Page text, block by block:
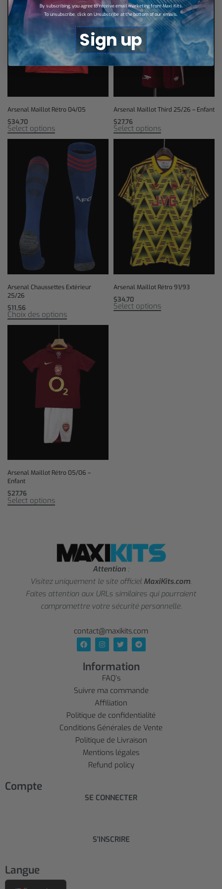
Arsenal Maillot Rétro 04/05
$34,70
Select options
Arsenal Maillot Third 25/26 – Enfant
$27,76
Select options
Arsenal Chaussettes Extérieur
25/26
$11,56
Choix des options
Arsenal Maillot Rétro 91/93
$34,70
Select options
Arsenal Maillot Rétro 05/06 –
Enfant
$27,76
Select options
Attention :
Visitez uniquement le site officiel MaxiKits.com.
Faites attention aux URLs similaires qui pourraient
compromettre votre sécurité personnelle.
contact@maxikits.com
Information
FAQ’s
Suivre ma commande
Affiliation
Politique de confidentialité
Conditions Générales de Vente
Politique de Livraison
Mentions légales
Refund policy
Compte
SE CONNECTER
S'INSCRIRE
Langue
By subscribing, you agree to receive email marketing from Maxi Kits.
To unsubscribe, click on Unsubscribe at the bottom of our emails.
Sign up